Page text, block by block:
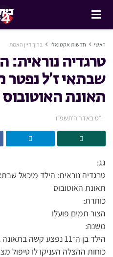
ראשי חדשות אקטואלי ברוך דיין האמת
טרגדיה נוראית:
שבתאי ז’ל נפטר
תאונת האוטובוס
י״ט באדר ה׳תשפ״ו
גג:
טרגדיה נוראית: הילד מיכאל
תאונת האוטובוס
כותרת:
הצור תמים פועלו
משנה:
הילד בן ה־11 נפצע
כוחות ההצלה העניקו לו טיפול